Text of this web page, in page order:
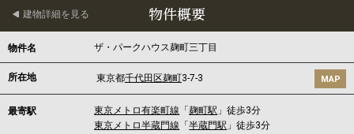
物件概要
建物詳細を見る
物件名 ザ・パークハウス麹町三丁目
所在地 東京都千代田区麹町3-7-3 MAP
最寄駅 東京メトロ有楽町線 「麹町駅 」徒歩3分
東京メトロ半蔵門線 「半蔵門駅 」徒歩3分